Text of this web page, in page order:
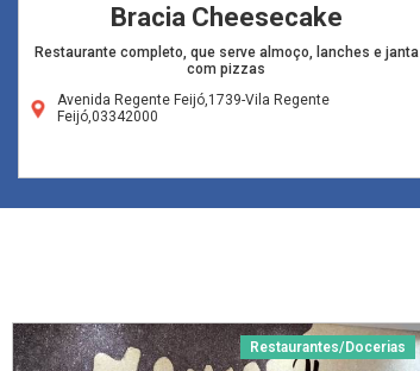
Bracia Cheesecake
Restaurante completo, que serve almoço, lanches e janta
com pizzas
Avenida Regente Feijó,1739-Vila Regente
Feijó,03342000
Restaurantes/Docerias